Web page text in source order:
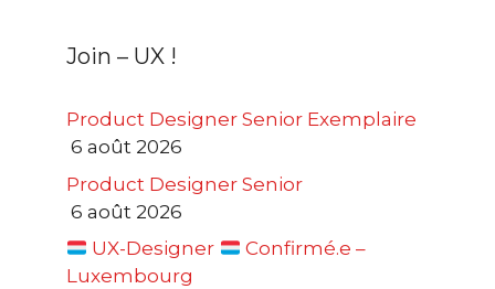
Join – UX !
Product Designer Senior Exemplaire
6 août 2026
Product Designer Senior
6 août 2026
UX-Designer
Confirmé.e –
Luxembourg